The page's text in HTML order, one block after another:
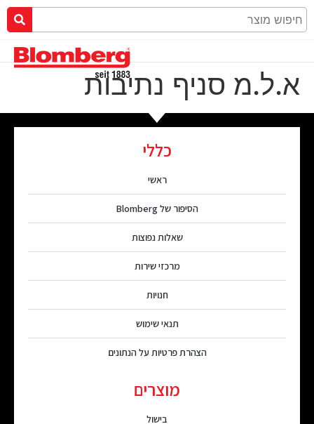
א.ל.מ סניף נתיבות
כללי
ראשי
הסיפור של Blomberg
שאלות נפוצות
מרכזי שירות
חנויות
תנאי שימוש
הצהרת פרטיות על הנתונים
מוצרים
בישול